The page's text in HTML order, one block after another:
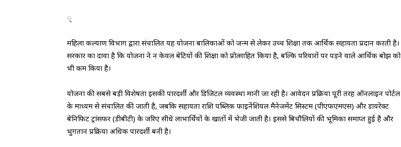
्
महिला कल्याण विभाग द्वारा संचालित यह योजना बालिकाओं को जन्म से लेकर उच्च शिक्षा तक आर्थिक सहायता प्रदान करती है।
सरकार का दावा है कि योजना ने न केवल बेटियों की शिक्षा को प्रोत्साहित किया है, बल्कि परिवारों पर पड़ने वाले आर्थिक बोझ को
भी कम किया है।
योजना की सबसे बड़ी विशेषता इसकी पारदर्शी और डिजिटल व्यवस्था मानी जा रही है। आवेदन प्रक्रिया पूरी तरह ऑनलाइन पोर्टल
के माध्यम से संचालित की जाती है, जबकि सहायता राशि पब्लिक फाइनेंशियल मैनेजमेंट सिस्टम (पीएफएमएस) और डायरेक्ट
बेनिफिट ट्रांसफर (डीबीटी) के जरिए सीधे लाभार्थियों के खातों में भेजी जाती है। इससे बिचौलियों की भूमिका समाप्त हुई है और
भुगतान प्रक्रिया अधिक पारदर्शी बनी है।